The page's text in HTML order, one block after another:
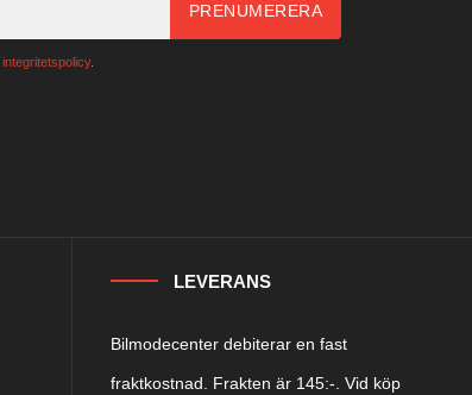
PRENUMERERA
integritetspolicy.
LEVERANS
Bilmodecenter debiterar en fast
fraktkostnad. Frakten är 145:-. Vid köp